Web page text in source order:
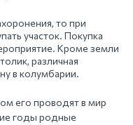
то при
участок. Покупка
Кроме земли
различная
в колумбарии.
его проводят в мир
годы родные